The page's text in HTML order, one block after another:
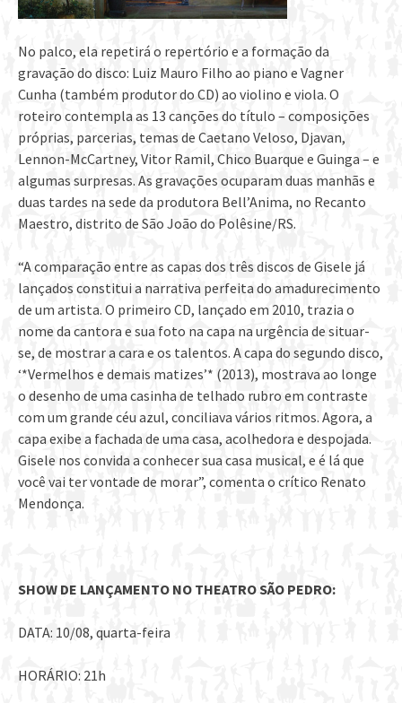
No palco, ela repetirá o repertório e a formação da
gravação do disco: Luiz Mauro Filho ao piano e Vagner
Cunha (também produtor do CD) ao violino e viola. O
roteiro contempla as 13 canções do título – composições
próprias, parcerias, temas de Caetano Veloso, Djavan,
Lennon-McCartney, Vitor Ramil, Chico Buarque e Guinga – e
algumas surpresas. As gravações ocuparam duas manhãs e
duas tardes na sede da produtora Bell’Anima, no Recanto
Maestro, distrito de São João do Polêsine/RS.
“A comparação entre as capas dos três discos de Gisele já
lançados constitui a narrativa perfeita do amadurecimento
de um artista. O primeiro CD, lançado em 2010, trazia o
nome da cantora e sua foto na capa na urgência de situar-
se, de mostrar a cara e os talentos. A capa do segundo disco,
‘*Vermelhos e demais matizes’* (2013), mostrava ao longe
o desenho de uma casinha de telhado rubro em contraste
com um grande céu azul, conciliava vários ritmos. Agora, a
capa exibe a fachada de uma casa, acolhedora e despojada.
Gisele nos convida a conhecer sua casa musical, e é lá que
você vai ter vontade de morar”, comenta o crítico Renato
Mendonça.
SHOW DE LANÇAMENTO NO THEATRO SÃO PEDRO:
DATA: 10/08, quarta-feira
HORÁRIO: 21h